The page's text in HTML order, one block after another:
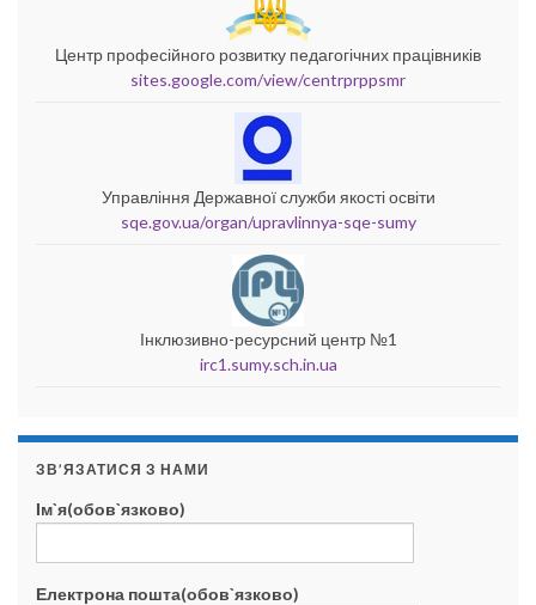
Центр професійного розвитку педагогічних працівників
sites.google.com/view/centrprppsmr
Управління Державної служби якості освіти
sqe.gov.ua/organ/upravlinnya-sqe-sumy
Інклюзивно-ресурсний центр №1
irc1.sumy.sch.in.ua
ЗВ’ЯЗАТИСЯ З НАМИ
Ім`я(обов`язково)
Електрона пошта(обов`язково)